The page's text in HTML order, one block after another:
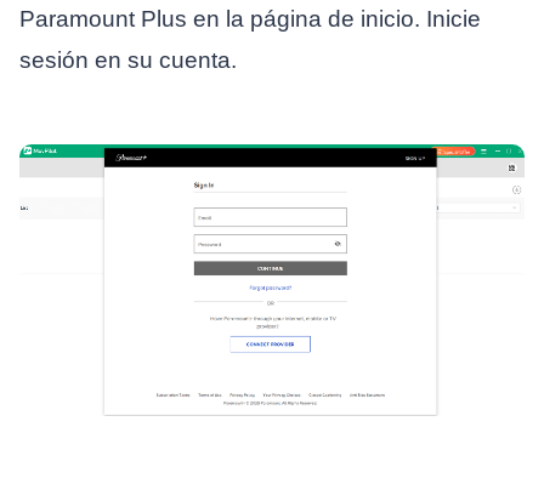
Paramount Plus en la página de inicio. Inicie
sesión en su cuenta.